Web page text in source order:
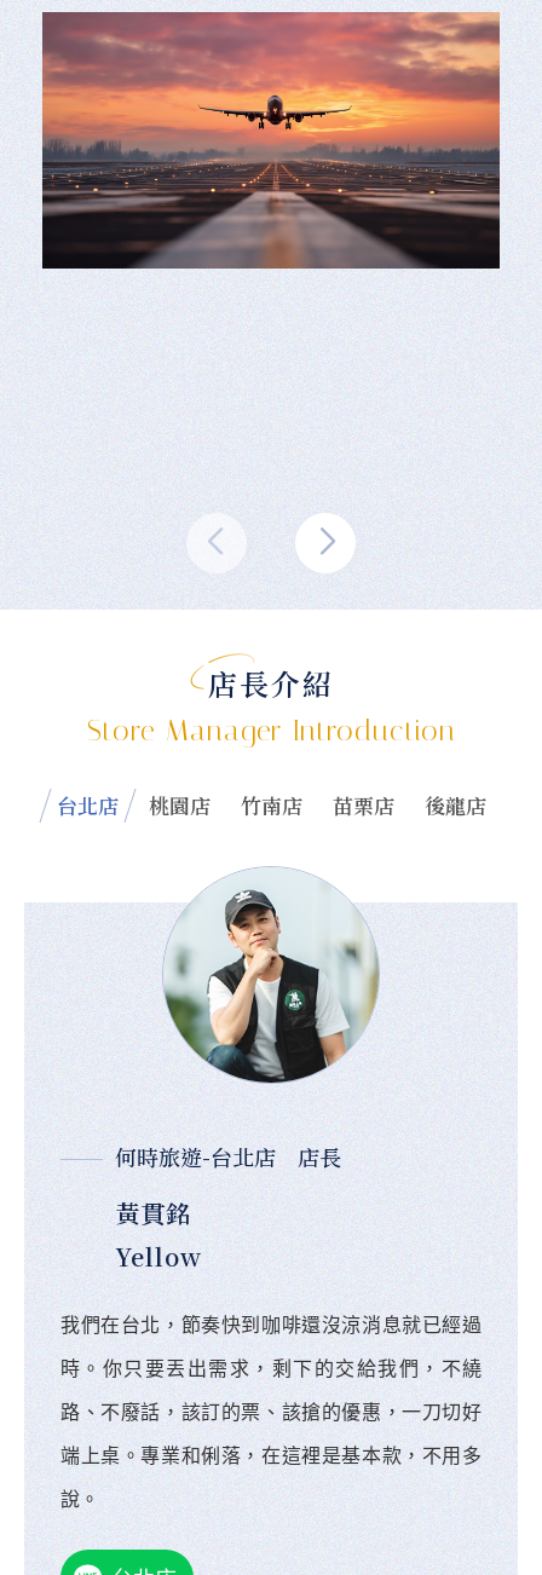
店長介紹
Store Manager Introduction
台北店 桃園店 竹南店 苗栗店 後龍店
何時旅遊-台北店 店長
黃貫銘
Yellow
我們在台北，節奏快到咖啡還沒涼消息就已經過
時。你只要丟出需求，剩下的交給我們，不繞
路、不廢話，該訂的票、該搶的優惠，一刀切好
端上桌。專業和俐落，在這裡是基本款，不用多
說。